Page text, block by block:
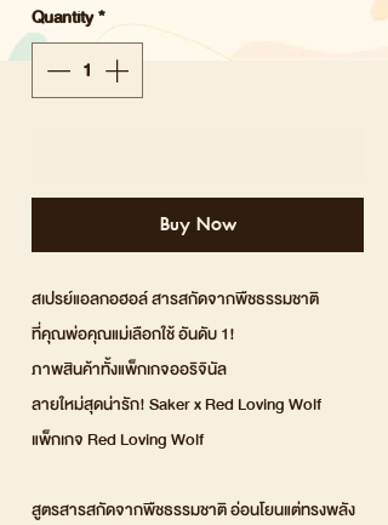
Quantity*
Buy Now
สเปรย์แอลกอฮอล์ สารสกัดจากพืชธรรมชาติ
ที่คุณพ่อคุณแม่เลือกใช้ อันดับ 1!
ภาพสินค้าทั้งแพ็กเกจออริจินัล
ลายใหม่สุดน่ารัก! Saker x Red Loving Wolf
แพ็กเกจ Red Loving Wolf
สูตรสารสกัดจากพืชธรรมชาติ อ่อนโยนแต่ทรงพลัง